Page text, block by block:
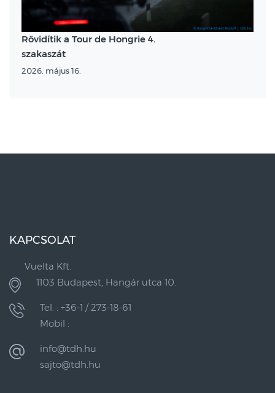
Rövidítik a Tour de Hongrie 4.
szakaszát
2026. május 16.
KAPCSOLAT
Vuelta Kft.
1103 Budapest, Hangár utca 10.
Tel. : +36-1 / 273-18-61
Mobil :
info@tdh.hu
sajto@tdh.hu